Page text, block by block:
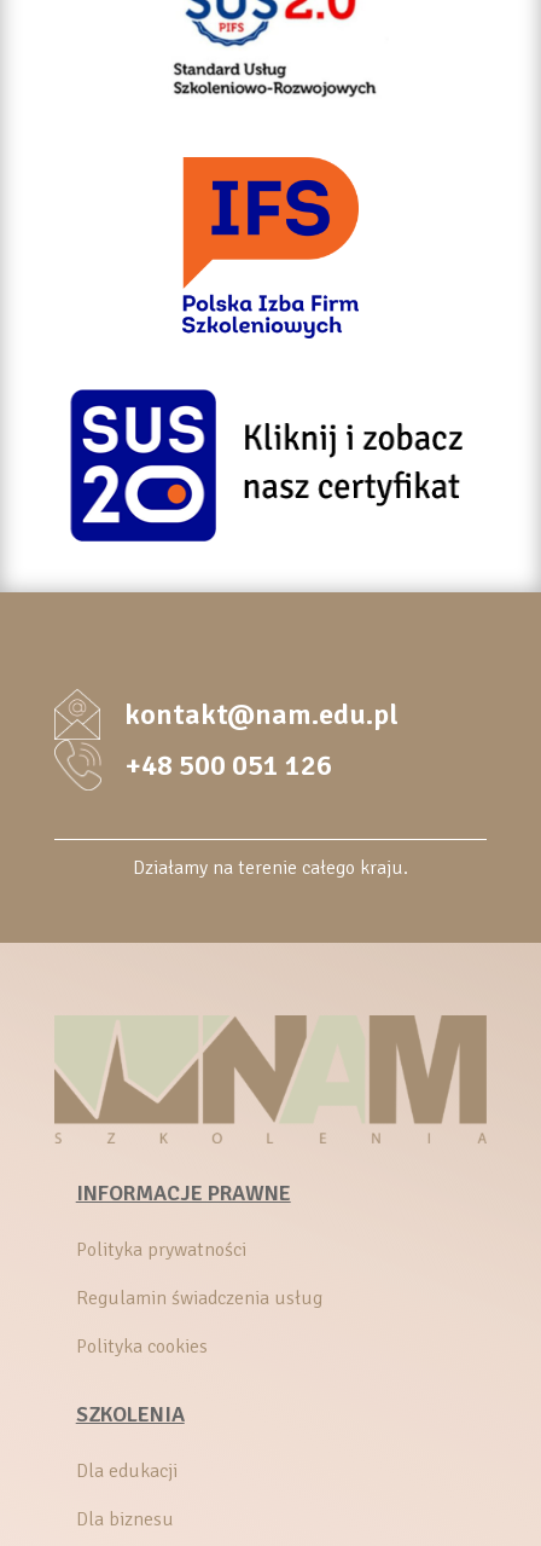
kontakt@nam.edu.pl
+48 500 051 126
Działamy na terenie całego kraju.
INFORMACJE PRAWNE
Polityka prywatności
Regulamin świadczenia usług
Polityka cookies
SZKOLENIA
Dla edukacji
Dla biznesu